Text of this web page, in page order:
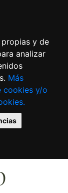
y de
analizar
Más
cookies y/o